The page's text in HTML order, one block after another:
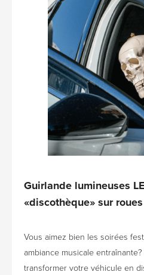
Guirlande lumineuses
«discothèque» sur roues
Vous aimez bien les soirées
ambiance musicale
transformer votre véhicule en